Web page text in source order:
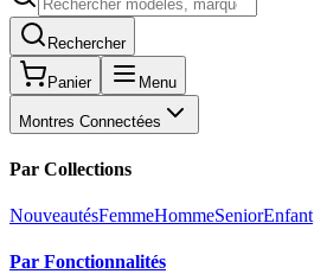
Rechercher
Panier Menu
Montres Connectées
Par Collections
NouveautésFemmeHommeSeniorEnfant
Par Fonctionnalités